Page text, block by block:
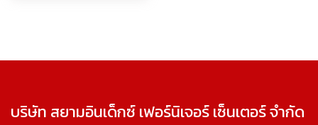
บริษัท สยามอินเด็กซ์ เฟอร์นิเจอร์ เซ็นเตอร์ จำกัด